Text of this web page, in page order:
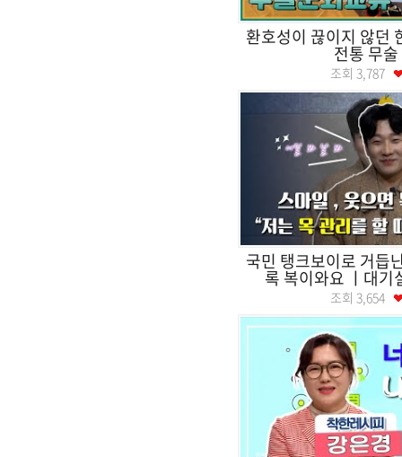
환호성이 끊이지 않던
전통 무
조회 3,787
국민 탱크보이로 거듭
록 복이와요 ㅣ대기
조회 3,654